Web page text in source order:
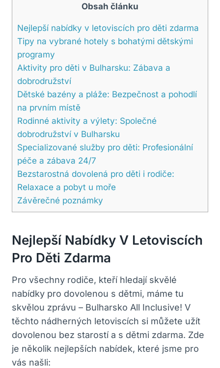
Obsah článku
Nejlepší nabídky v letoviscích pro děti zdarma
Tipy na vybrané hotely s bohatými dětskými
programy
Aktivity pro děti v Bulharsku: Zábava a
dobrodružství
Dětské bazény a pláže: Bezpečnost a pohodlí
na prvním místě
Rodinné aktivity a výlety: Společné
dobrodružství v Bulharsku
Specializované služby pro děti: Profesionální
péče a zábava 24/7
Bezstarostná dovolená pro děti i rodiče:
Relaxace a pobyt u moře
Závěrečné poznámky
Nejlepší Nabídky V Letoviscích
Pro Děti Zdarma
Pro všechny rodiče, kteří hledají skvělé
nabídky pro dovolenou s dětmi, máme tu
skvělou zprávu – Bulharsko All Inclusive! V
těchto nádherných letoviscích si můžete užít
dovolenou bez starostí a s dětmi zdarma. Zde
je několik nejlepších nabídek, které jsme pro
vás našli: